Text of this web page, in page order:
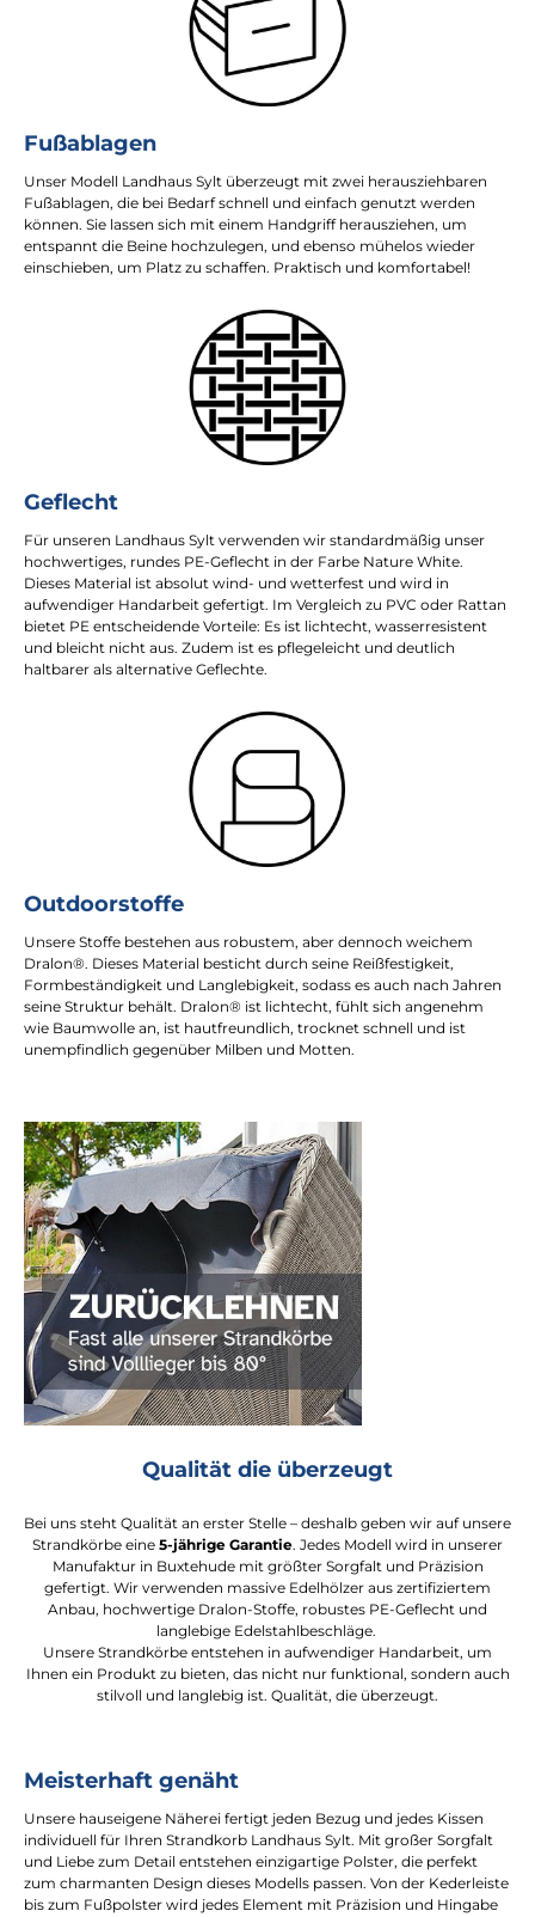
Fußablagen
Unser Modell Landhaus Sylt überzeugt mit zwei herausziehbaren
Fußablagen, die bei Bedarf schnell und einfach genutzt werden
können. Sie lassen sich mit einem Handgriff herausziehen, um
entspannt die Beine hochzulegen, und ebenso mühelos wieder
einschieben, um Platz zu schaffen. Praktisch und komfortabel!
Geflecht
Für unseren Landhaus Sylt verwenden wir standardmäßig unser
hochwertiges, rundes PE-Geflecht in der Farbe Nature White.
Dieses Material ist absolut wind- und wetterfest und wird in
aufwendiger Handarbeit gefertigt. Im Vergleich zu PVC oder Rattan
bietet PE entscheidende Vorteile: Es ist lichtecht, wasserresistent
und bleicht nicht aus. Zudem ist es pflegeleicht und deutlich
haltbarer als alternative Geflechte.
Outdoorstoffe
Unsere Stoffe bestehen aus robustem, aber dennoch weichem
Dralon®. Dieses Material besticht durch seine Reißfestigkeit,
Formbeständigkeit und Langlebigkeit, sodass es auch nach Jahren
seine Struktur behält. Dralon® ist lichtecht, fühlt sich angenehm
wie Baumwolle an, ist hautfreundlich, trocknet schnell und ist
unempfindlich gegenüber Milben und Motten.
Qualität die überzeugt
Bei uns steht Qualität an erster Stelle – deshalb geben wir auf unsere
Strandkörbe eine 5-jährige Garantie. Jedes Modell wird in unserer
Manufaktur in Buxtehude mit größter Sorgfalt und Präzision
gefertigt. Wir verwenden massive Edelhölzer aus zertifiziertem
Anbau, hochwertige Dralon-Stoffe, robustes PE-Geflecht und
langlebige Edelstahlbeschläge.
Unsere Strandkörbe entstehen in aufwendiger Handarbeit, um
Ihnen ein Produkt zu bieten, das nicht nur funktional, sondern auch
stilvoll und langlebig ist. Qualität, die überzeugt.
Meisterhaft genäht
Unsere hauseigene Näherei fertigt jeden Bezug und jedes Kissen
individuell für Ihren Strandkorb Landhaus Sylt. Mit großer Sorgfalt
und Liebe zum Detail entstehen einzigartige Polster, die perfekt
zum charmanten Design dieses Modells passen. Von der Kederleiste
bis zum Fußpolster wird jedes Element mit Präzision und Hingabe